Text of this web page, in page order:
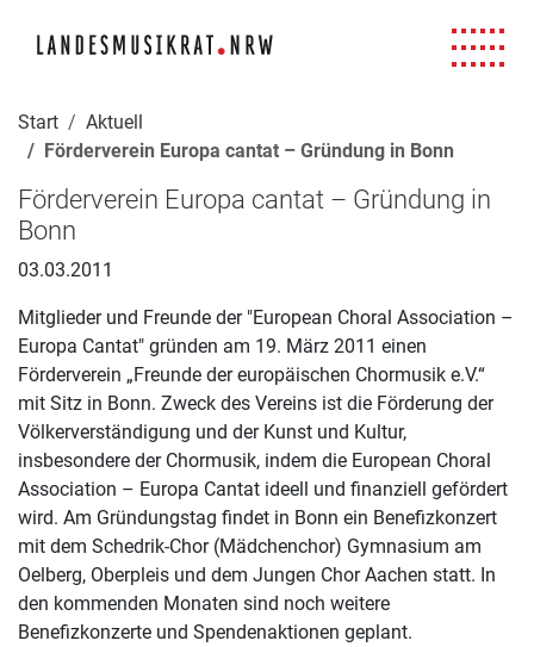
Start
Aktuell
Förderverein Europa cantat – Gründung in Bonn
Förderverein Europa cantat – Gründung in
Bonn
03.03.2011
Mitglieder und Freunde der "European Choral Association –
Europa Cantat" gründen am 19. März 2011 einen
Förderverein „Freunde der europäischen Chormusik e.V.“
mit Sitz in Bonn. Zweck des Vereins ist die Förderung der
Völkerverständigung und der Kunst und Kultur,
insbesondere der Chormusik, indem die European Choral
Association – Europa Cantat ideell und finanziell gefördert
wird. Am Gründungstag findet in Bonn ein Benefizkonzert
mit dem Schedrik-Chor (Mädchenchor) Gymnasium am
Oelberg, Oberpleis und dem Jungen Chor Aachen statt. In
den kommenden Monaten sind noch weitere
Benefizkonzerte und Spendenaktionen geplant.